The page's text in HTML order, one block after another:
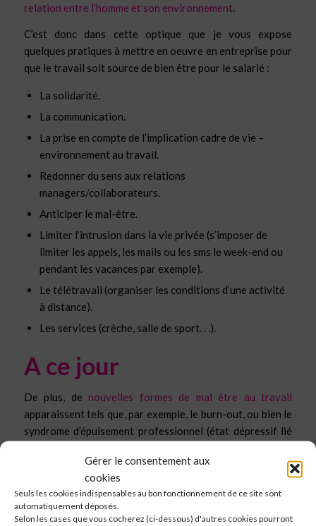
Gérer le consentement aux
cookies
Seuls les cookies indispensables au bon fonctionnement de ce site sont
automatiquement déposés.
Selon les cases que vous cocherez (ci-dessous) d'autres cookies pourront
relation entre l’homme et son environnement.
C’est donc dans cette optique que je vous expose
quelques pratiques à mettre en oeuvre en entreprise pour
que le travail soit source de bien être pour le salarié :
La solidarité.
La communication.
La prise en compte de l’implication cadre de vie –
environnement au travail.
Redonner du sens aux relations
managers/collaborateurs.
Anticiper le mal-être.
Limiter l’intrusion dans la vie privée (s’imposer de
limiter les appels, les mails ou les sms le week-end ou
pendant les vacances par exemple).
Le télétravail (organiser les conditions d’une activité
à distance).
Les services (crèche, salle de sport. . .).
A ce jour
De plus, de nouvelles formes de mal être au travail
apparaissent tels que, par exemple, le burn-out, ou bien le
syndrome d’épuisement professionnel (état dépressif lié
travail où performance et productivité sont les maître
mots, engendrant chez la plupart des salariés toutes
formes de stress, de fatigue et d’autres maux.